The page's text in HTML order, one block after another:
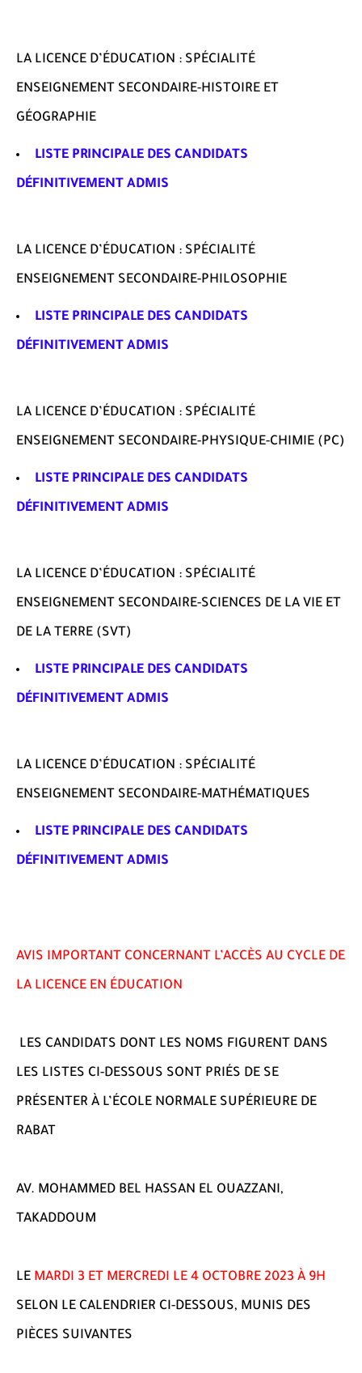
LA LICENCE D’ÉDUCATION : SPÉCIALITÉ
ENSEIGNEMENT SECONDAIRE-HISTOIRE ET
GÉOGRAPHIE
LISTE PRINCIPALE DES CANDIDATS
DÉFINITIVEMENT ADMIS
LA LICENCE D’ÉDUCATION : SPÉCIALITÉ
ENSEIGNEMENT SECONDAIRE-PHILOSOPHIE
LISTE PRINCIPALE DES CANDIDATS
DÉFINITIVEMENT ADMIS
LA LICENCE D’ÉDUCATION : SPÉCIALITÉ
ENSEIGNEMENT SECONDAIRE-PHYSIQUE-CHIMIE (PC)
LISTE PRINCIPALE DES CANDIDATS
DÉFINITIVEMENT ADMIS
LA LICENCE D’ÉDUCATION : SPÉCIALITÉ
ENSEIGNEMENT SECONDAIRE-SCIENCES DE LA VIE ET
DE LA TERRE (SVT)
LISTE PRINCIPALE DES CANDIDATS
DÉFINITIVEMENT ADMIS
LA LICENCE D’ÉDUCATION : SPÉCIALITÉ
ENSEIGNEMENT SECONDAIRE-MATHÉMATIQUES
LISTE PRINCIPALE DES CANDIDATS
DÉFINITIVEMENT ADMIS
AVIS IMPORTANT CONCERNANT L’ACCÈS AU CYCLE DE
LA LICENCE EN ÉDUCATION
LES CANDIDATS DONT LES NOMS FIGURENT DANS
LES LISTES CI-DESSOUS SONT PRIÉS DE SE
PRÉSENTER À L’ÉCOLE NORMALE SUPÉRIEURE DE
RABAT
AV. MOHAMMED BEL HASSAN EL OUAZZANI,
TAKADDOUM
LE MARDI 3 ET MERCREDI LE 4 OCTOBRE 2023 À 9H
SELON LE CALENDRIER CI-DESSOUS, MUNIS DES
PIÈCES SUIVANTES